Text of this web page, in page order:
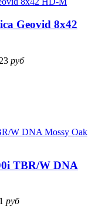
Geovid 8x42
руб
TBR/W DNA
руб